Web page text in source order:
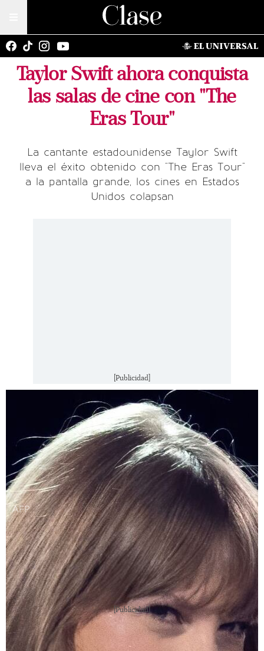
Taylor Swift ahora conquista
las salas de cine con "The
Eras Tour"
La cantante estadounidense Taylor Swift
lleva el éxito obtenido con "The Eras Tour"
a la pantalla grande, los cines en Estados
Unidos colapsan
[Publicidad]
AFP
[Publicidad]